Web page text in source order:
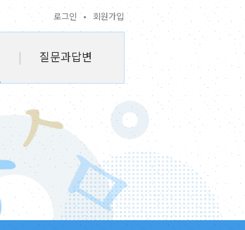
로그인 • 회원가입
| 질문과답변